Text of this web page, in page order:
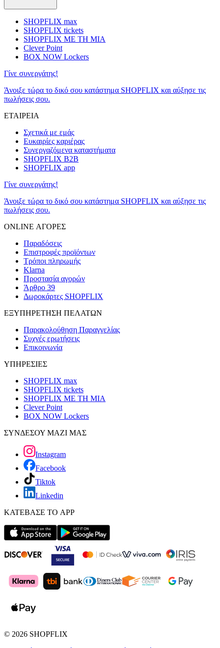
SHOPFLIX max
SHOPFLIX tickets
SHOPFLIX ΜΕ ΤΗ ΜΙΑ
Clever Point
BOX NOW Lockers
Γίνε συνεργάτης!
Άνοιξε τώρα το δικό σου κατάστημα SHOPFLIX και αύξησε τις
πωλήσεις σου.
ΕΤΑΙΡΕΙΑ
Σχετικά με εμάς
Ευκαιρίες καριέρας
Συνεργαζόμενα καταστήματα
SHOPFLIX B2B
SHOPFLIX app
Γίνε συνεργάτης!
Άνοιξε τώρα το δικό σου κατάστημα SHOPFLIX και αύξησε τις
πωλήσεις σου.
ONLINE ΑΓΟΡΕΣ
Παραδόσεις
Επιστροφές προϊόντων
Τρόποι πληρωμής
Klarna
Προστασία αγορών
Άρθρο 39
Δωροκάρτες SHOPFLIX
ΕΞΥΠΗΡΕΤΗΣΗ ΠΕΛΑΤΩΝ
Παρακολούθηση Παραγγελίας
Συχνές ερωτήσεις
Επικοινωνία
ΥΠΗΡΕΣΙΕΣ
SHOPFLIX max
SHOPFLIX tickets
SHOPFLIX ΜΕ ΤΗ ΜΙΑ
Clever Point
BOX NOW Lockers
ΣΥΝΔΕΣΟΥ ΜΑΖΙ ΜΑΣ
Instagram
Facebook
Tiktok
Linkedin
ΚΑΤΕΒΑΣΕ ΤΟ APP
© 2026 SHOPFLIX